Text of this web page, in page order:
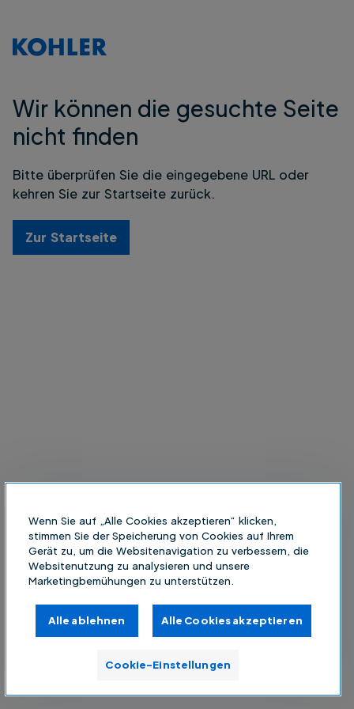
Wir können die gesuchte Seite
nicht finden
Bitte überprüfen Sie die eingegebene URL oder
kehren Sie zur Startseite zurück.
Zur Startseite
Wenn Sie auf „Alle Cookies akzeptieren“ klicken,
stimmen Sie der Speicherung von Cookies auf Ihrem
Gerät zu, um die Websitenavigation zu verbessern, die
Websitenutzung zu analysieren und unsere
Marketingbemühungen zu unterstützen.
Alle ablehnen Alle Cookies akzeptieren
Cookie-Einstellungen